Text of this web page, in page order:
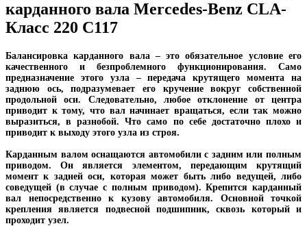
карданного вала Mercedes-Benz CLA-
Класс 220 C117
Балансировка карданного вала – это обязательное условие его
качественного и безпроблемного функционирования. Само
предназначение этого узла – передача крутящего момента на
заднюю ось, подразумевает его кручение вокруг собственной
продольной оси. Следовательно, любое отклонение от центра
приводит к тому, что вал начинает вращаться, если так можно
выразиться, в разнобой. Что само по себе достаточно плохо и
приводит к выходу этого узла из строя.
Карданным валом оснащаются автомобили с задним или полным
приводом. Он является элементом, передающим крутящий
момент к задней оси, которая может быть либо ведущей, либо
соведущей (в случае с полным приводом). Крепится карданный
вал непосредственно к кузову автомобиля. Основной точкой
крепления является подвесной подшипник, сквозь который и
проходит узел.